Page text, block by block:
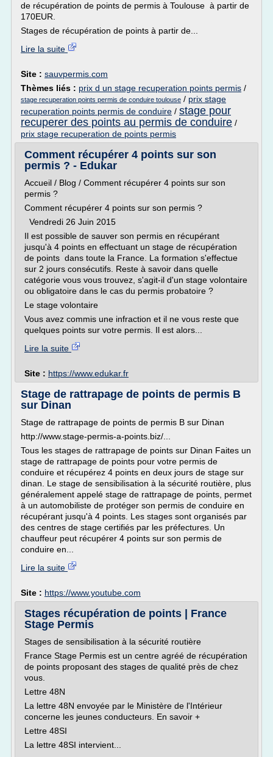
de récupération de points de permis à Toulouse à partir de
170EUR.
Stages de récupération de points à partir de...
Lire la suite
Site : sauvpermis.com
Thèmes liés : prix d un stage recuperation points permis /
stage recuperation points permis de conduire toulouse / prix stage
recuperation points permis de conduire / stage pour
recuperer des points au permis de conduire /
prix stage recuperation de points permis
Comment récupérer 4 points sur son
permis ? - Edukar
Accueil / Blog / Comment récupérer 4 points sur son
permis ?
Comment récupérer 4 points sur son permis ?
Vendredi 26 Juin 2015
Il est possible de sauver son permis en récupérant
jusqu'à 4 points en effectuant un stage de récupération
de points dans toute la France. La formation s'effectue
sur 2 jours consécutifs. Reste à savoir dans quelle
catégorie vous vous trouvez, s'agit-il d'un stage volontaire
ou obligatoire dans le cas du permis probatoire ?
Le stage volontaire
Vous avez commis une infraction et il ne vous reste que
quelques points sur votre permis. Il est alors...
Lire la suite
Site : https://www.edukar.fr
Stage de rattrapage de points de permis B
sur Dinan
Stage de rattrapage de points de permis B sur Dinan
http://www.stage-permis-a-points.biz/...
Tous les stages de rattrapage de points sur Dinan Faites un
stage de rattrapage de points pour votre permis de
conduire et récupérez 4 points en deux jours de stage sur
dinan. Le stage de sensibilisation à la sécurité routière, plus
généralement appelé stage de rattrapage de points, permet
à un automobiliste de protéger son permis de conduire en
récupérant jusqu'à 4 points. Les stages sont organisés par
des centres de stage certifiés par les préfectures. Un
chauffeur peut récupérer 4 points sur son permis de
conduire en...
Lire la suite
Site : https://www.youtube.com
Stages récupération de points | France
Stage Permis
Stages de sensibilisation à la sécurité routière
France Stage Permis est un centre agréé de récupération
de points proposant des stages de qualité près de chez
vous.
Lettre 48N
La lettre 48N envoyée par le Ministère de l'Intérieur
concerne les jeunes conducteurs. En savoir +
Lettre 48SI
La lettre 48SI intervient...